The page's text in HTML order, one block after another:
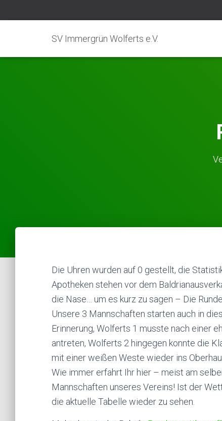
SV Immergrün Wolferts e.V.
Die Uhren wurden auf 0 gestellt, die
Apotheken stehen vor dem
die Nase… um es kurz zu sagen – Die
Unsere 3 Mannschaften starten auch in
Erinnerung, Wolferts 1 musste nach einer
antreten, Wolferts 2 hingegen konnte die
mit einer weißen Weste wieder ins
Wie immer erfahrt Ihr hier – meist am
Mannschaften unseres Vereins! Ist der
die aktuelle Tabelle wieder zu sehen.